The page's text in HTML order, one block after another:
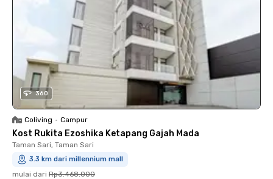
360
Coliving • Campur
Kost Rukita Ezoshika Ketapang Gajah Mada
Taman Sari, Taman Sari
3.3 km dari millennium mall
mulai dari Rp3.468.000